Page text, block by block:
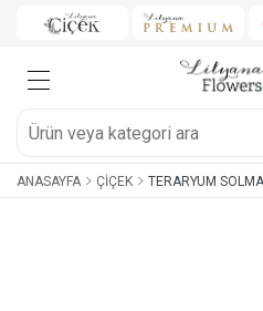
ANASAYFA ÇIÇEK TERARYUM